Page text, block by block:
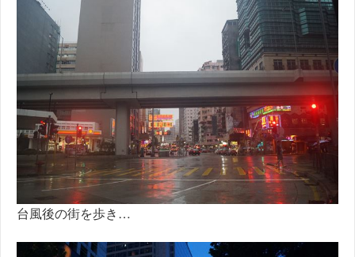
台風後の街を歩き…